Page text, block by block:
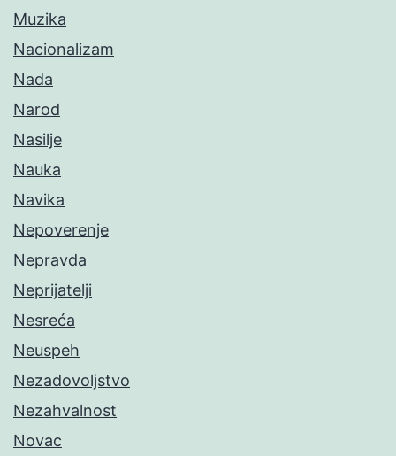
Muzika
Nacionalizam
Nada
Narod
Nasilje
Nauka
Navika
Nepoverenje
Nepravda
Neprijatelji
Nesreća
Neuspeh
Nezadovoljstvo
Nezahvalnost
Novac